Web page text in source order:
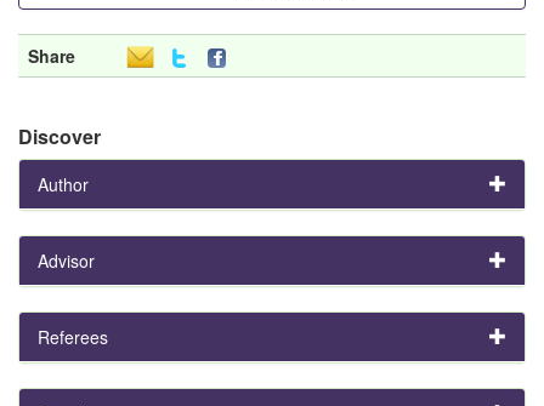
Share
Discover
Author
Advisor
Referees